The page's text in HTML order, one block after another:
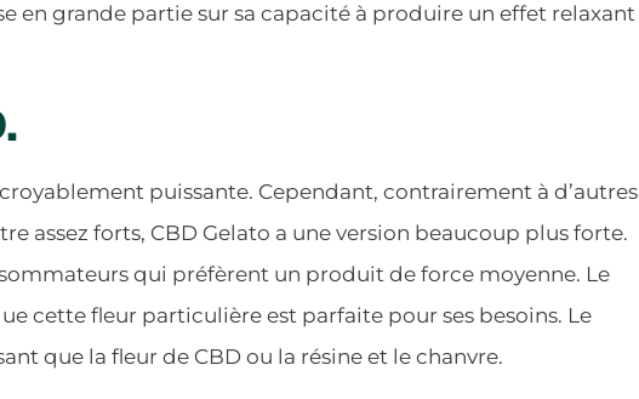
en grande partie sur sa capacité à produire un effet relaxant
puissante. Cependant, contrairement à d’autres
assez forts, CBD Gelato a une version beaucoup plus forte.
qui préfèrent un produit de force moyenne. Le
cette fleur particulière est parfaite pour ses besoins. Le
que la fleur de CBD ou la résine et le chanvre.